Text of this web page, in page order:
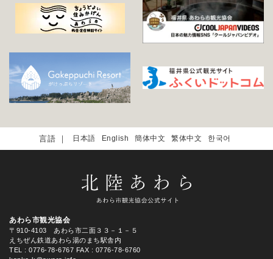
日本語 English 簡体中文 繁体中文 한국어
あわら市観光協会
〒910-4103 あわら市二面３３－１－５
えちぜん鉄道あわら湯のまち駅舎内
TEL
: 0776-78-6767 FAX : 0776-78-6760